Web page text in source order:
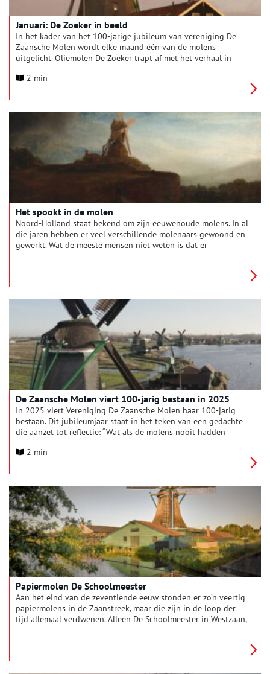
Januari: De Zoeker in beeld
In het kader van het 100-jarige jubileum van vereniging De
Zaansche Molen wordt elke maand één van de molens
uitgelicht. Oliemolen De Zoeker trapt af met het verhaal in
prachtige molen. Verder zijn er uitgebreide rondleidingen en
2 min
Het spookt in de molen
Noord-Holland staat bekend om zijn eeuwenoude molens. In al
die jaren hebben er veel verschillende molenaars gewoond en
gewerkt. Wat de meeste mensen niet weten is dat er
Lees en huiver…
De Zaansche Molen viert 100-jarig bestaan in 2025
In 2025 viert Vereniging De Zaansche Molen haar 100-jarig
bestaan. Dit jubileumjaar staat in het teken van een gedachte
die aanzet tot reflectie: “Wat als de molens nooit hadden
op het belang van het behoud van het Zaanse molenerfgoed,
2 min
Papiermolen De Schoolmeester
Aan het eind van de zeventiende eeuw stonden er zo’n veertig
papiermolens in de Zaanstreek, maar die zijn in de loop der
tijd allemaal verdwenen. Alleen De Schoolmeester in Westzaan,